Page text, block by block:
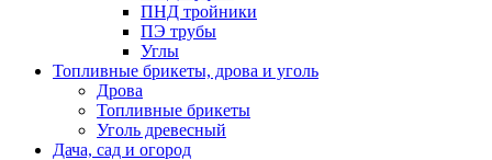
ПНД тройники
ПЭ трубы
Углы
Топливные брикеты, дрова и уголь
Дрова
Топливные брикеты
Уголь древесный
Дача, сад и огород